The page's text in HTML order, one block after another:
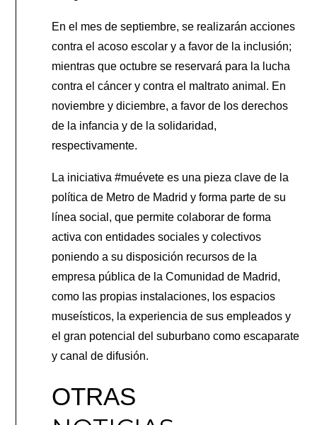
En el mes de septiembre, se realizarán acciones
contra el acoso escolar y a favor de la inclusión;
mientras que octubre se reservará para la lucha
contra el cáncer y contra el maltrato animal. En
noviembre y diciembre, a favor de los derechos
de la infancia y de la solidaridad,
respectivamente.
La iniciativa #muévete es una pieza clave de la
política de Metro de Madrid y forma parte de su
línea social, que permite colaborar de forma
activa con entidades sociales y colectivos
poniendo a su disposición recursos de la
empresa pública de la Comunidad de Madrid,
como las propias instalaciones, los espacios
museísticos, la experiencia de sus empleados y
el gran potencial del suburbano como escaparate
y canal de difusión.
OTRAS